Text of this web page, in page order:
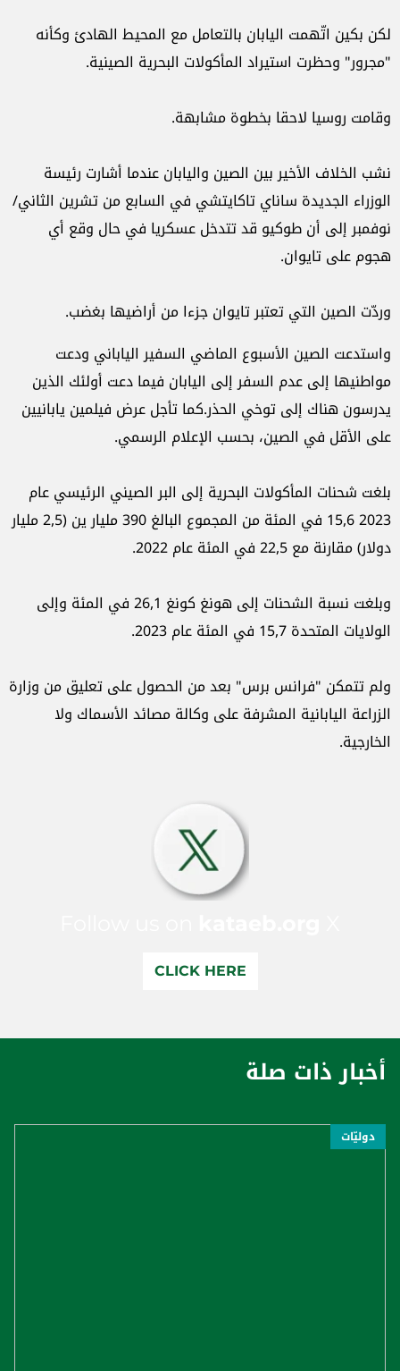
لكن بكين اتّهمت اليابان بالتعامل مع المحيط الهادئ وكأنه
‏‏"مجرور" وحظرت استيراد المأكولات البحرية الصينية.‏
وقامت روسيا لاحقا بخطوة مشابهة.‏
نشب الخلاف الأخير بين الصين واليابان عندما أشارت رئيسة
‏الوزراء الجديدة ساناي تاكايتشي في السابع من تشرين ‏الثاني/
نوفمبر إلى أن طوكيو قد تتدخل عسكريا في حال وقع ‏أي
هجوم على تايوان.‏
وردّت الصين التي تعتبر تايوان جزءا من أراضيها بغضب.‏
واستدعت الصين الأسبوع الماضي السفير الياباني ودعت
‏مواطنيها إلى عدم السفر إلى اليابان فيما دعت أولئك الذين
‏يدرسون هناك إلى توخي الحذر.‏كما تأجل عرض فيلمين يابانيين
على الأقل في الصين، بحسب ‏الإعلام الرسمي.‏
بلغت شحنات المأكولات البحرية إلى البر الصيني الرئيسي ‏عام
2023 15,6 في المئة من المجموع البالغ 390 مليار ‏ين (2,5 مليار
دولار) مقارنة مع 22,5 في المئة عام ‏‏2022.‏
وبلغت نسبة الشحنات إلى هونغ كونغ 26,1 في المئة وإلى
‏الولايات المتحدة 15,7 في المئة عام 2023.‏
ولم تتمكن "فرانس برس" بعد من الحصول على تعليق من ‏وزارة
الزراعة اليابانية المشرفة على وكالة مصائد الأسماك ‏ولا
الخارجية.‏
CLICK HERE
أخبار ذات صلة
دوليّات